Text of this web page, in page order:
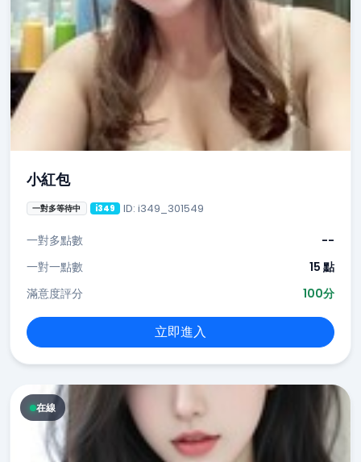
小紅包
一對多等待中 i349 ID: i349_301549
一對多點數
--
一對一點數
15 點
滿意度評分
100分
立即進入
在線